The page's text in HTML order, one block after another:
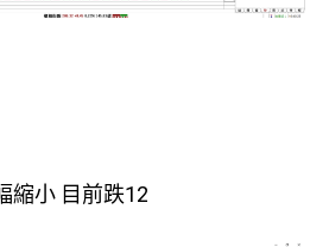
縮小 目前跌12